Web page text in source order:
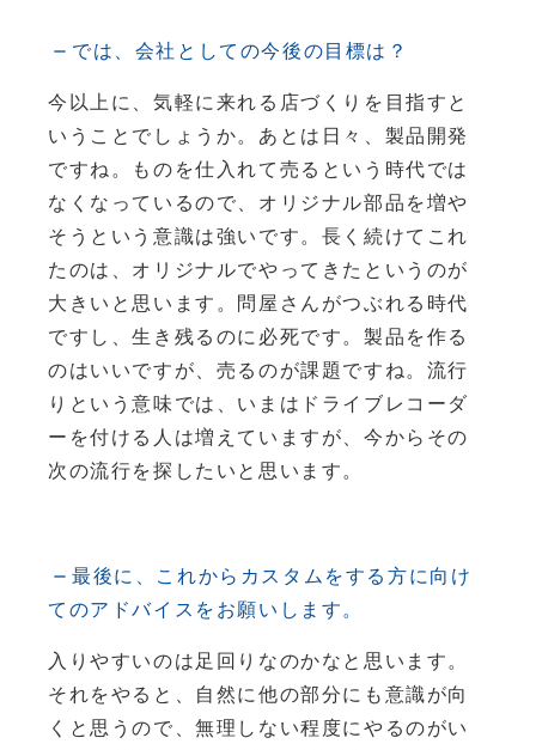
では、会社としての今後の目標は？
今以上に、気軽に来れる店づくりを目指すと
いうことでしょうか。あとは日々、製品開発
ですね。ものを仕入れて売るという時代では
なくなっているので、オリジナル部品を増や
そうという意識は強いです。長く続けてこれ
たのは、オリジナルでやってきたというのが
大きいと思います。問屋さんがつぶれる時代
ですし、生き残るのに必死です。製品を作る
のはいいですが、売るのが課題ですね。流行
りという意味では、いまはドライブレコーダ
ーを付ける人は増えていますが、今からその
次の流行を探したいと思います。
最後に、これからカスタムをする方に向け
てのアドバイスをお願いします。
入りやすいのは足回りなのかなと思います。
それをやると、自然に他の部分にも意識が向
くと思うので、無理しない程度にやるのがい